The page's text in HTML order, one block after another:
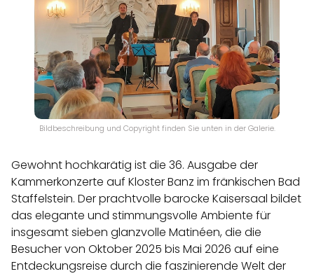
Bildbeschreibung und Copyright finden Sie unten in der Galerie.
Gewohnt hochkarätig ist die 36. Ausgabe der
Kammerkonzerte auf Kloster Banz im fränkischen Bad
Staffelstein. Der prachtvolle barocke Kaisersaal bildet
das elegante und stimmungsvolle Ambiente für
insgesamt sieben glanzvolle Matinéen, die die
Besucher von Oktober 2025 bis Mai 2026 auf eine
Entdeckungsreise durch die faszinierende Welt der